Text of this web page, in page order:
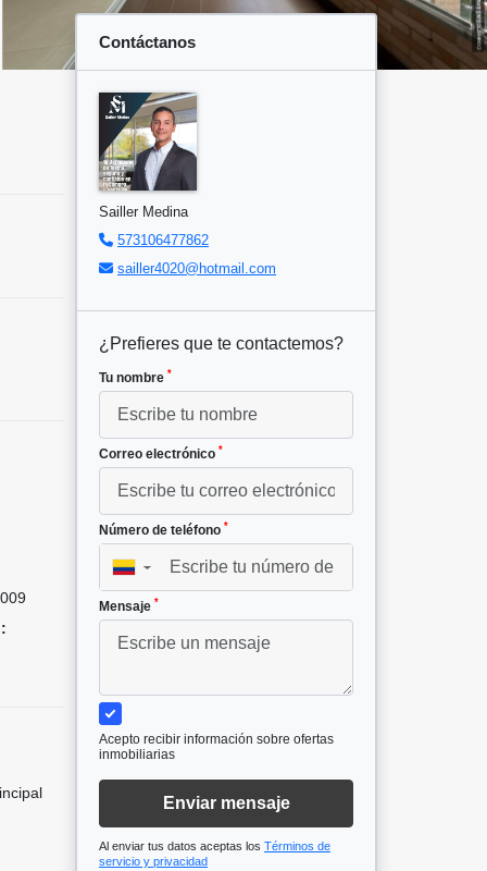
Contáctanos
Sailler Medina
573106477862
sailler4020@hotmail.com
¿Prefieres que te contactemos?
Tu nombre *
Correo electrónico *
Número de teléfono *
▼
Mensaje *
Acepto recibir información sobre ofertas
inmobiliarias
Enviar mensaje
Al enviar tus datos aceptas los Términos de
servicio y privacidad